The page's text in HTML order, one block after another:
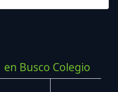
en Busco Colegio